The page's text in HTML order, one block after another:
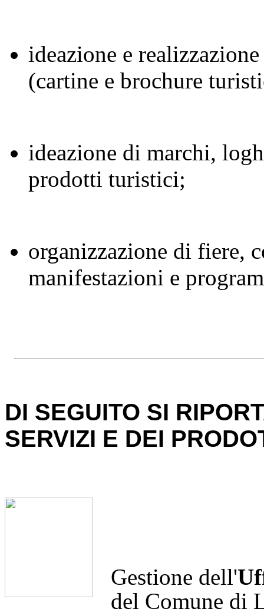
ideazione e
(cartine e brochure
ideazione di marchi,
prodotti turistici;
organizzazione di fiere,
manifestazioni e
DI SEGUITO SI
SERVIZI E DEI
Gestione dell'
del Comune di